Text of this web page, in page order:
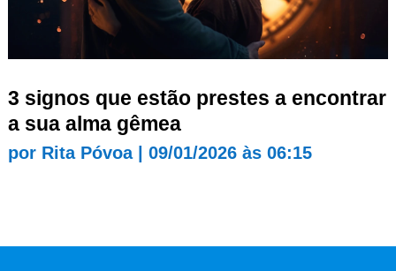
3 signos que estão prestes a encontrar
a sua alma gêmea
por Rita Póvoa| 09/01/2026 às 06:15